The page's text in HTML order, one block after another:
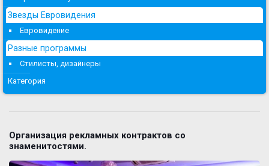
Звезды Евровидения
Евровидение
Разные программы
Стилисты, дизайнеры
Категория
Организация рекламных контрактов со
знаменитостями.